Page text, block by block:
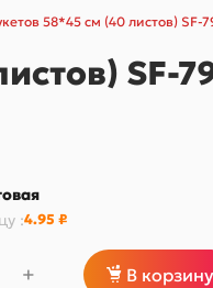
58*45 см (40 листов)
SF-
:4.95 ₽
+ В корзину